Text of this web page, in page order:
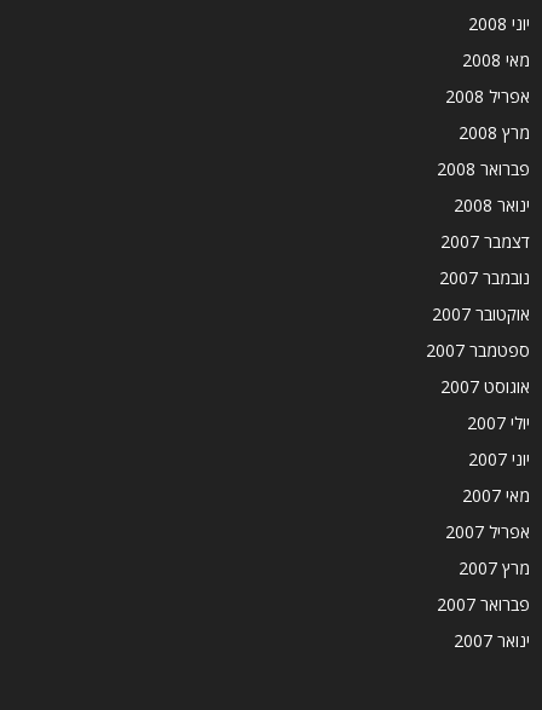
יוני 2008
מאי 2008
אפריל 2008
מרץ 2008
פברואר 2008
ינואר 2008
דצמבר 2007
נובמבר 2007
אוקטובר 2007
ספטמבר 2007
אוגוסט 2007
יולי 2007
יוני 2007
מאי 2007
אפריל 2007
מרץ 2007
פברואר 2007
ינואר 2007